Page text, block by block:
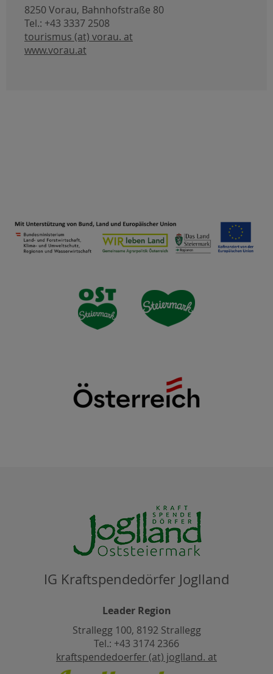
8250 Vorau, Bahnhofstraße 80
Tel.: +43 3337 2508
tourismus (at) vorau. at
www.vorau.at
IG Kraftspendedörfer Joglland
Leader Region
Strallegg 100, 8192 Strallegg
Tel.: +43 3174 2366
kraftspendedoerfer (at) joglland. at